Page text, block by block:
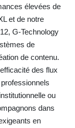
élevées de
et de notre
G-Technology
de
de contenu.
des flux
ou
dans
en